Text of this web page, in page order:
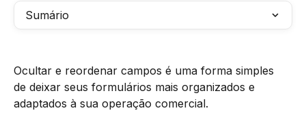
Sumário
Ocultar e reordenar campos é uma forma simples
de deixar seus formulários mais organizados e
adaptados à sua operação comercial.